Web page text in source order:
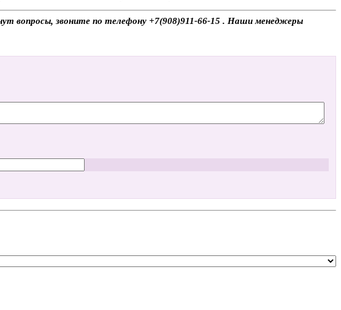
вопросы, звоните по телефону +7(908)911-66-15 . Наши менеджеры